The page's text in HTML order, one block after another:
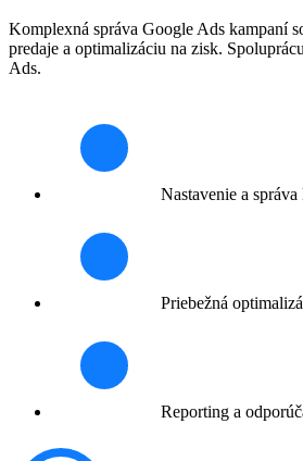
Komplexná správa Google Ads kampaní
predaje a optimalizáciu na zisk.
Ads.
Nastavenie a
Priebežná
Reporting a